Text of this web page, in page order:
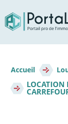
directement
au
contenu
d'Ariane
Accueil